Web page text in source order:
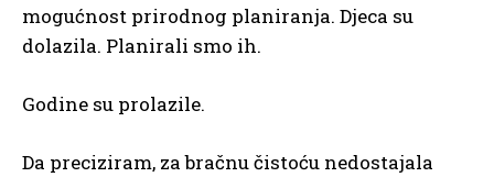
mogućnost prirodnog planiranja. Djeca su
dolazila. Planirali smo ih.
Godine su prolazile.
Da preciziram, za bračnu čistoću nedostajala